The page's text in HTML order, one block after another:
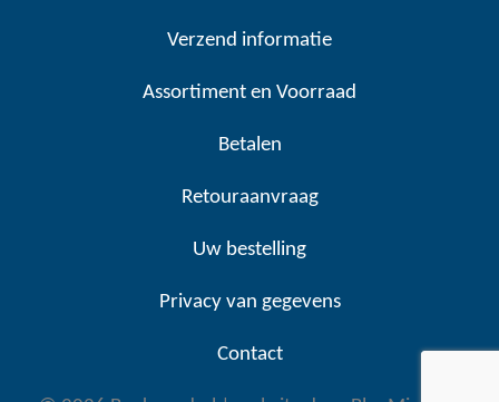
Verzend informatie
Assortiment en Voorraad
Betalen
Retouraanvraag
Uw bestelling
Privacy van gegevens
Contact